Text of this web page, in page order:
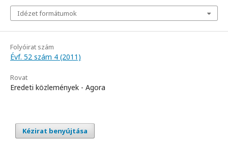
Idézet formátumok
Folyóirat szám
Évf. 52 szám 4 (2011)
Rovat
Eredeti közlemények - Agora
Kézirat benyújtása